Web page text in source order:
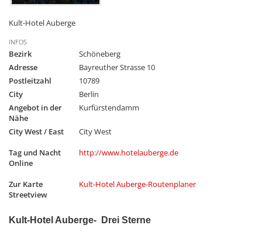
Kult-Hotel Auberge
INFOS
Bezirk
Schöneberg
Adresse
Bayreuther Strasse 10
Postleitzahl
10789
City
Berlin
Angebot in der
Nähe
Kurfürstendamm
City West / East
City West
Tag und Nacht
Online
http://www.hotelauberge.de
Zur Karte
Streetview
Kult-Hotel Auberge-Routenplaner
Kult-Hotel Auberge- Drei Sterne